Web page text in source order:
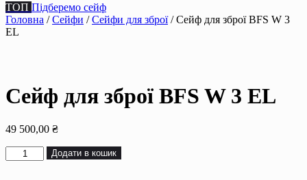
ТОП Підберемо сейф
Головна /Сейфи /Сейфи для зброї/ Сейф для зброї BFS W 3
EL
Сейф для зброї BFS W 3 EL
49 500,00 ₴
Сейф
для
Додати в кошик